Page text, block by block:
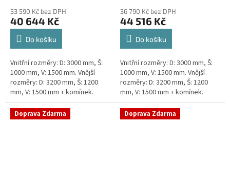
33 590 Kč bez DPH
40 644 Kč
Do košíku
Vnitřní rozměry: D: 3000 mm, Š:
1000 mm, V: 1500 mm. Vnější
rozměry: D: 3200 mm, Š: 1200
mm, V: 1500 mm + komínek.
Lapák tuků do 5l/s nebo 1000
jídel denně Průměr a...
36 790 Kč bez DPH
44 516 Kč
Do košíku
Vnitřní rozměry: D: 3000 mm, Š:
1000 mm, V: 1500 mm. Vnější
rozměry: D: 3200 mm, Š: 1200
mm, V: 1500 mm + komínek.
Lapák tuků do 5l/s nebo 1000
jídel denně Průměr a...
Doprava Zdarma Doprava Zdarma